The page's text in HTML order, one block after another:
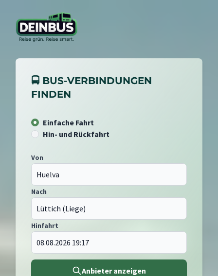
🚍 BUS-VERBINDUNGEN
FINDEN
Einfache Fahrt
Hin- und Rückfahrt
Von
Nach
Hinfahrt
Anbieter anzeigen